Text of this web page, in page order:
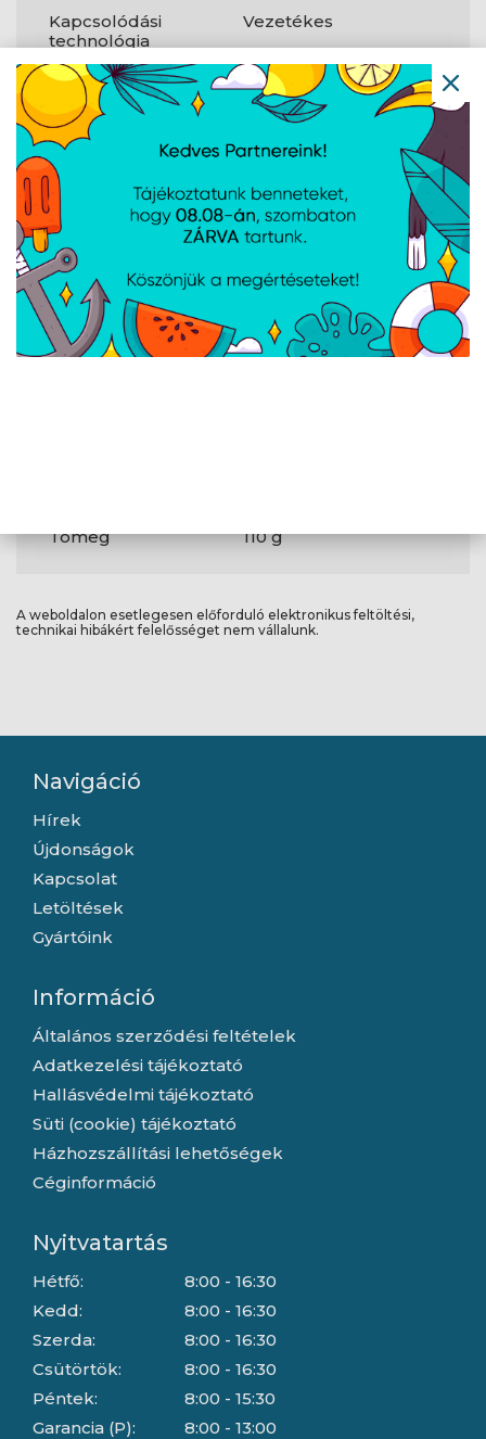
Kapcsolódási
technológia
Vezetékes
Host
csatlakozófelület
PCI Express
Csatlakozófelület
Rost
Szálcsatornás
csatlakozók
Optikai kábel
csatlakozó
SFP+
Tömeg és
Tömeg
110 g
A weboldalon esetlegesen előforduló elektronikus feltöltési,
technikai hibákért felelősséget nem vállalunk.
Navigáció
Hírek
Újdonságok
Kapcsolat
Letöltések
Gyártóink
Információ
Általános szerződési feltételek
Adatkezelési tájékoztató
Hallásvédelmi tájékoztató
Süti (cookie) tájékoztató
Házhozszállítási lehetőségek
Céginformáció
Nyitvatartás
Hétfő:
Kedd:
Szerda:
Csütörtök:
Péntek:
Garancia (P):
8:00 - 16:30
8:00 - 16:30
8:00 - 16:30
8:00 - 16:30
8:00 - 15:30
8:00 - 13:00